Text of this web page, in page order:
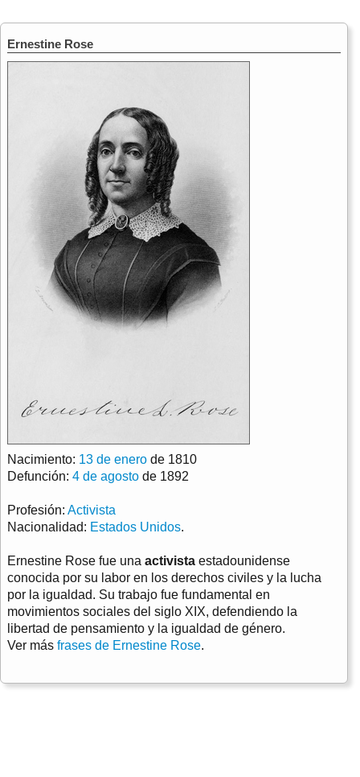
Ernestine Rose
Nacimiento: 13 de enero de 1810
Defunción: 4 de agosto de 1892
Profesión: Activista
Nacionalidad: Estados Unidos.
Ernestine Rose fue una activista estadounidense
conocida por su labor en los derechos civiles y la lucha
por la igualdad. Su trabajo fue fundamental en
movimientos sociales del siglo XIX, defendiendo la
libertad de pensamiento y la igualdad de género.
Ver más frases de Ernestine Rose.